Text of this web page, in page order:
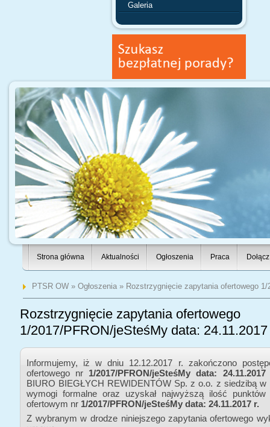
Galeria
Strona główna Aktualności Ogłoszenia Praca
PTSR OW» Ogłoszenia» Rozstrzygnięcie zapytania ofertowego
Rozstrzygnięcie zapytania ofertowego
1/2017/PFRON/jeSteśMy data: 24.11.2017
Informujemy, iż w dniu 12.12.2017 r. zakończono
ofertowego nr 1/2017/PFRON/jeSteśMy data:
BIURO BIEGŁYCH REWIDENTÓW Sp. z o.o. z siedzibą w
wymogi formalne oraz uzyskał najwyższą ilość
ofertowym nr 1/2017/PFRON/jeSteśMy data: 24.11.2017 r.
Z wybranym w drodze niniejszego zapytania ofertowego